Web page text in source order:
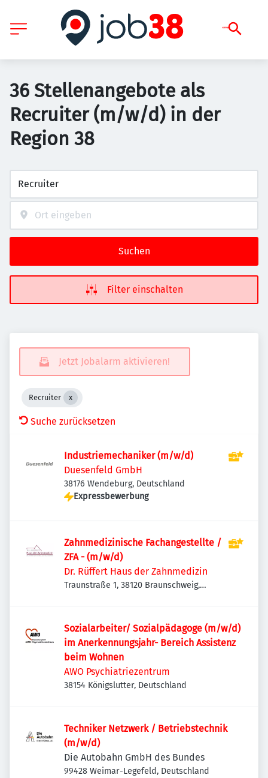
36 Stellenangebote als
Recruiter (m/w/d) in der
Region 38
Suchen
Filter einschalten
Jetzt Jobalarm aktivieren!
Recruiter
Suche zurücksetzen
Industriemechaniker (m/w/d)
Duesenfeld GmbH
38176 Wendeburg, Deutschland
Expressbewerbung
Zahnmedizinische Fachangestellte /
ZFA - (m/w/d)
Dr. Rüffert Haus der Zahnmedizin
Traunstraße 1, 38120 Braunschweig,
Sozialarbeiter/ Sozialpädagoge (m/w/d)
im Anerkennungsjahr- Bereich Assistenz
beim Wohnen
AWO Psychiatriezentrum
38154 Königslutter, Deutschland
Techniker Netzwerk / Betriebstechnik
(m/w/d)
Die Autobahn GmbH des Bundes
99428 Weimar-Legefeld, Deutschland